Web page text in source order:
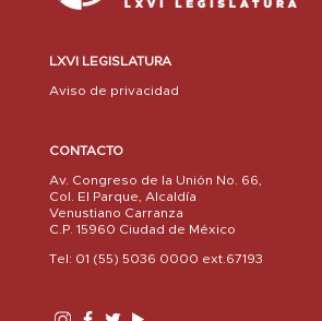
LXVI LEGISLATURA
Aviso de privacidad
CONTACTO
Av. Congreso de la Unión No. 66,
Col. El Parque, Alcaldía
Venustiano Carranza
C.P. 15960 Ciudad de México
Tel: 01 (55) 5036 0000 ext.67193